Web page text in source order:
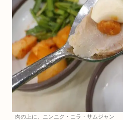
肉の上に、ニンニク・ニラ・サムジャン